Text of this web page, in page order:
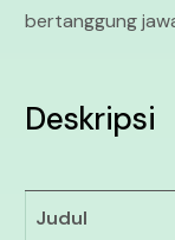
bertanggung
Deskripsi
Judul